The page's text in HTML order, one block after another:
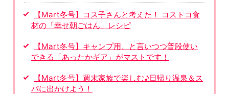
【Mart冬号】コス子さんと考えた！ コストコ食
材の「幸せ朝ごはん」レシピ
【Mart冬号】キャンプ用、と言いつつ普段使い
できる「あったかギア」がマストです！
【Mart冬号】週末家族で楽しむ♪日帰り温泉＆ス
パに出かけよう！